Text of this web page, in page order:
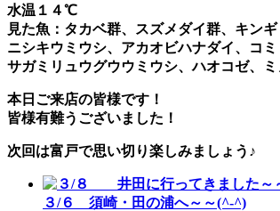
水温１４℃
見た魚： タカベ群、スズメダイ群、キン
ニシキウミウシ、アカオビハナダイ、コ
サガミリュウグウウミウシ、ハオコゼ、
本日ご来店の皆様です！
皆様有難うございました！
次回は富戸で思い切り楽しみましょう ♪
３/６ 須崎・田の浦へ～～(^-^)